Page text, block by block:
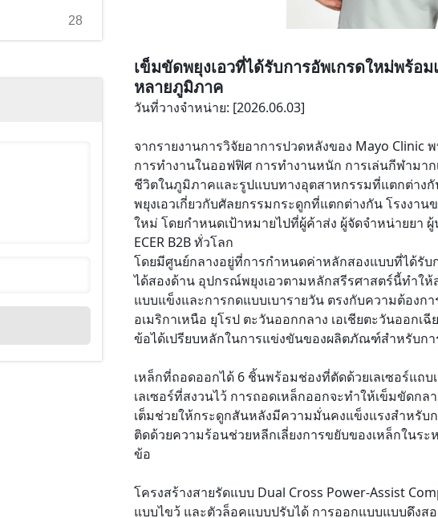
28
เข็มขัดพยุงเอวที่ได้รับการอัพเกรดใหม่พร้อ
หลายภูมิภาค
วันที่วางจำหน่าย: [2026.06.03]
จากรายงานการวิจัยอาการปวดหลังของ Mayo
การทำงานในออฟฟิศ การทำงานหนัก การเล่นกีฬามา
ชีวิตในภูมิภาคและรูปแบบทางอุตสาหกรรมที่แตกต่าง
พยุงเอวเกี่ยวกับศัลยกรรมกระดูกที่แตกต่างกัน โรงงา
ใหม่ โดยกำหนดเป้าหมายไปที่ผู้ค้าส่ง ผู้จัดจำหน่ายยา
ECER B2B ทั่วโลก
โดยมีศูนย์กลางอยู่ที่การกำหนดค่าหลักสองแบบที่ได้รั
ได้สองด้าน อุปกรณ์พยุงเอวตามหลักสรีรศาสตร์นี้ทำ
แบบแข็งและการกดแบบเบารายวัน ตรงกับความต้อง
อเมริกาเหนือ ยุโรป ตะวันออกกลาง เอเชียตะวันออกเฉี
ข้อได้เปรียบหลักในการแข่งขันของผลิตภัณฑ์สำหรับก
เหล็กที่ถอดออกได้ 6 ชิ้นพร้อมช่องที่ตัดด้วยเลเซอร์แถบ
เลเซอร์ที่สงวนไว้ การถอดเหล็กออกจะทำให้เข็มขัด
เต็มช่วยให้กระดูกสันหลังมีความมั่นคงแข็งแรงสำหรั
ติดด้วยความร้อนช่วยหลีกเลี่ยงการขยับของเหล็กในร
ข้อ
โครงสร้างสายรัดแบบ Dual Cross Power-Assist
แบบไขว้ และตัวล็อคแบบปรับได้ การออกแบบแบบดึงส